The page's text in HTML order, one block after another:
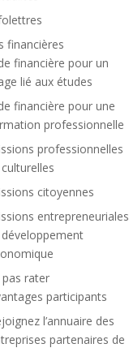
financières
financière pour un
lié aux études
financière pour une
professionnelle
professionnelles
citoyennes
entrepreneuriales
pas rater
participants
l’annuaire des
partenaires de